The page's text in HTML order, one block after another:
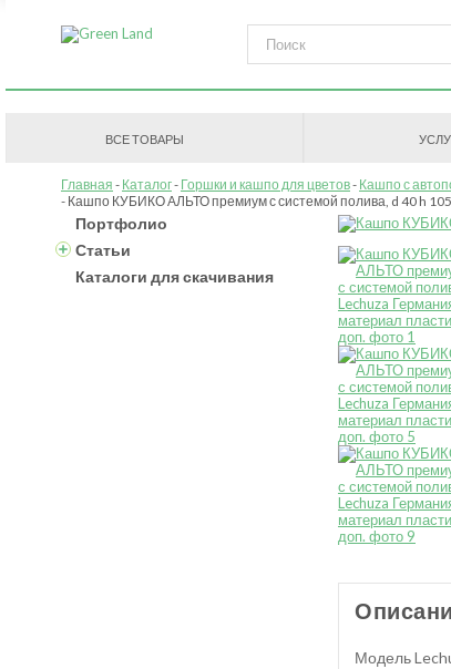
ВСЕ ТОВАРЫ
Главная Каталог Горшки и кашпо для цветов Кашпо с
Кашпо КУБИКО АЛЬТО премиум с системой полива, d 40 h
Портфолио
Статьи
Каталоги для скачивания
Модель